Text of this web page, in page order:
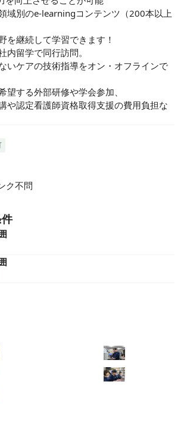
域別のe-learningコンテンツ（200本以上
を継続して学習できます！
内留学で同行訪問。
いケアの技術指導をオン・オフラインで
望する外部研修や学会参加、
や認定看護師資格取得支援の費用負担な
ク不問